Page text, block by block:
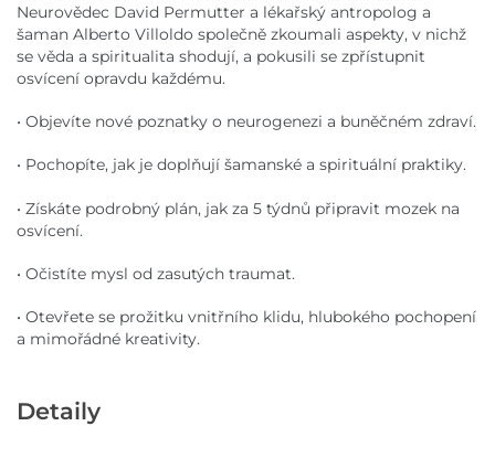
Neurovědec David Permutter a lékařský antropolog a
šaman Alberto Villoldo společně zkoumali aspekty, v nichž
se věda a spiritualita shodují, a pokusili se zpřístupnit
osvícení opravdu každému.
• Objevíte nové poznatky o neurogenezi a buněčném zdraví.
• Pochopíte, jak je doplňují šamanské a spirituální praktiky.
• Získáte podrobný plán, jak za 5 týdnů připravit mozek na
osvícení.
• Očistíte mysl od zasutých traumat.
• Otevřete se prožitku vnitřního klidu, hlubokého pochopení
a mimořádné kreativity.
Detaily